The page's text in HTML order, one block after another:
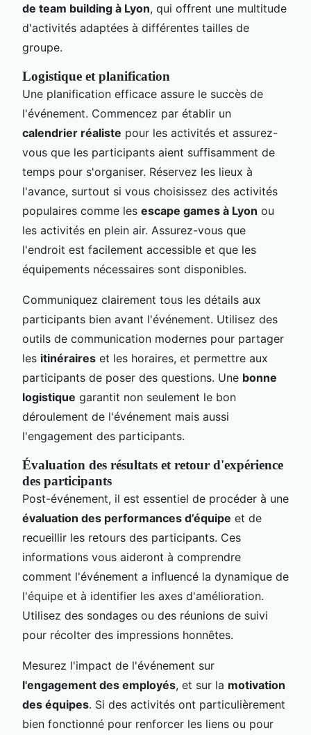
de team building à Lyon, qui offrent une multitude
d'activités adaptées à différentes tailles de
groupe.
Logistique et planification
Une planification efficace assure le succès de
l'événement. Commencez par établir un
calendrier réaliste pour les activités et assurez-
vous que les participants aient suffisamment de
temps pour s'organiser. Réservez les lieux à
l'avance, surtout si vous choisissez des activités
populaires comme les escape games à Lyon ou
les activités en plein air. Assurez-vous que
l'endroit est facilement accessible et que les
équipements nécessaires sont disponibles.
Communiquez clairement tous les détails aux
participants bien avant l'événement. Utilisez des
outils de communication modernes pour partager
les itinéraires et les horaires, et permettre aux
participants de poser des questions. Une bonne
logistique garantit non seulement le bon
déroulement de l'événement mais aussi
l'engagement des participants.
Évaluation des résultats et retour d'expérience
des participants
Post-événement, il est essentiel de procéder à une
évaluation des performances d’équipe et de
recueillir les retours des participants. Ces
informations vous aideront à comprendre
comment l'événement a influencé la dynamique de
l'équipe et à identifier les axes d'amélioration.
Utilisez des sondages ou des réunions de suivi
pour récolter des impressions honnêtes.
Mesurez l'impact de l'événement sur
l'engagement des employés, et sur la motivation
des équipes. Si des activités ont particulièrement
bien fonctionné pour renforcer les liens ou pour